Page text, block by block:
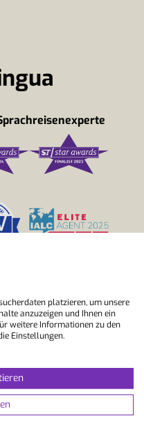
platzieren, um unsere
anzuzeigen und Ihnen ein
weitere Informationen zu den
Einstellungen.